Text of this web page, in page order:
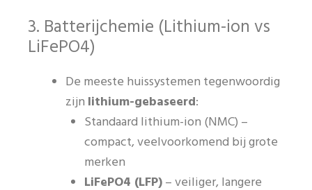
3. Batterijchemie (Lithium-ion vs
LiFePO4)
De meeste huissystemen tegenwoordig
zijn lithium-gebaseerd:
Standaard lithium-ion (NMC) –
compact, veelvoorkomend bij grote
merken
LiFePO4 (LFP)– veiliger, langere